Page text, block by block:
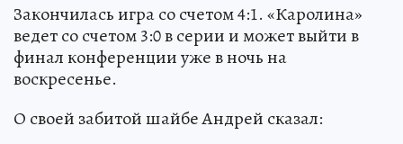
Закончилась игра со счетом 4:1. «Каролина»
ведет со счетом 3:0 в серии и может выйти в
финал конференции уже в ночь на
воскресенье.
О своей забитой шайбе Андрей сказал: